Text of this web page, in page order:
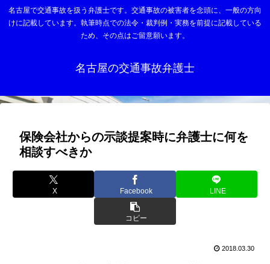
名古屋で交通事故を扱う弁護士です。交通事故の被害者を念頭に、一般の方向
けに記載しています。執筆時点での法令・裁判例・実務を前提に記載している
ため、その点はご留意願います。
名古屋の交通事故弁護士
保険会社からの示談提案時に弁護士に何を
相談すべきか
X Facebook LINE
コピー
2018.03.30